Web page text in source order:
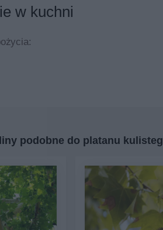
w kuchni
podobne do platanu